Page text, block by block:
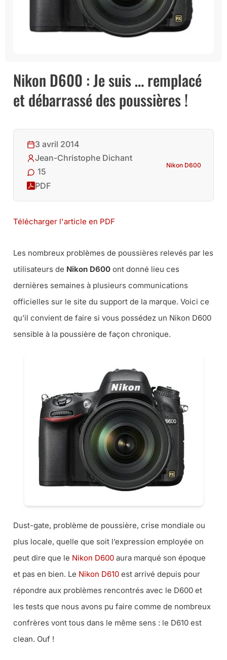
Nikon D600 : Je suis … remplacé
et débarrassé des poussières !
3 avril 2014
Jean-Christophe Dichant
15
PDF
Nikon D600
Télécharger l'article en PDF
Les nombreux problèmes de poussières relevés par les
utilisateurs de Nikon D600 ont donné lieu ces
dernières semaines à plusieurs communications
officielles sur le site du support de la marque. Voici ce
qu’il convient de faire si vous possédez un Nikon D600
sensible à la poussière de façon chronique.
Dust-gate, problème de poussière, crise mondiale ou
plus locale, quelle que soit l’expression employée on
peut dire que le Nikon D600 aura marqué son époque
et pas en bien. Le Nikon D610 est arrivé depuis pour
répondre aux problèmes rencontrés avec le D600 et
les tests que nous avons pu faire comme de nombreux
confrères vont tous dans le même sens : le D610 est
clean. Ouf !